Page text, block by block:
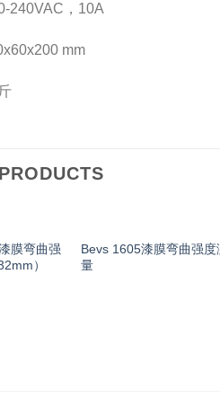
240VAC，10A
mm
膜弯曲强
）
Bevs 1605漆膜弯曲强度
量